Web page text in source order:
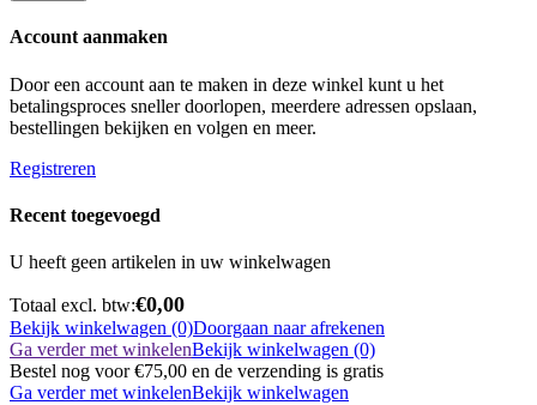
Account aanmaken
Door een account aan te maken in deze winkel kunt u het
betalingsproces sneller doorlopen, meerdere adressen opslaan,
bestellingen bekijken en volgen en meer.
Registreren
Recent toegevoegd
U heeft geen artikelen in uw winkelwagen
Totaal excl. btw:€0,00
Bekijk winkelwagen (0)Doorgaan naar afrekenen
Ga verder met winkelenBekijk winkelwagen (0)
Bestel nog voor€75,00 en de verzending is gratis
Ga verder met winkelenBekijk winkelwagen